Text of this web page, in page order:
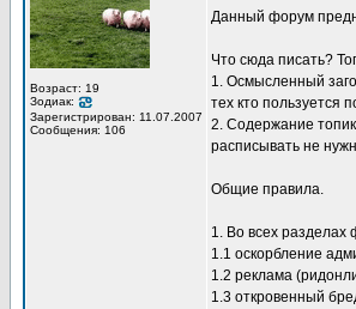
Возраст: 19
Зодиак:
Зарегистрирован: 11.07.2007
Сообщения: 106
Данный форум
Что сюда писать?
1. Осмысленный
тех кто пользуется
2. Содержание
расписывать не
Общие правила.
1. Во всех разделах
1.1 оскорбление
1.2 реклама
1.3 откровенный